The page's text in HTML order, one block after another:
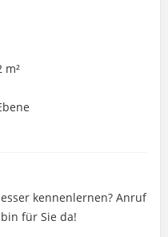
m²
kennenlernen? Anruf
für Sie da!